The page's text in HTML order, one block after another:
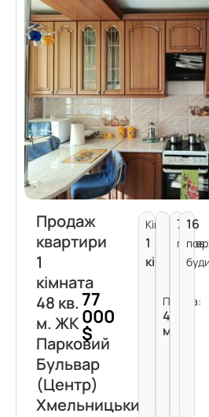
Продаж
квартири
1
кімната
48 кв.
м. ЖК
Парковий
Бульвар
(Центр)
Хмельницький
77
000
$
Кімнат:
1
кімната
Площа:
48
м²
7 16
пов.